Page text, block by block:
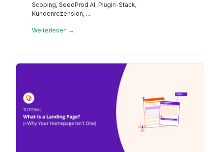
Scoping, SeedProd AI, Plugin-Stack,
Kundenrezension, ...
Weiterlesen →